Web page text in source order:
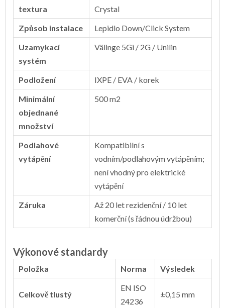
textura
Crystal
Způsob instalace
Lepidlo Down/Click System
Uzamykací
systém
Välinge 5Gi / 2G / Unilin
Podložení
IXPE / EVA / korek
Minimální
objednané
množství
500 m2
Podlahové
vytápění
Kompatibilní s
vodním/podlahovým vytápěním;
není vhodný pro elektrické
vytápění
Záruka
Až 20 let rezidenční / 10 let
komerční (s řádnou údržbou)
Výkonové standardy
Položka Norma Výsledek
Celkově tlustý
EN ISO
24236
±0,15 mm